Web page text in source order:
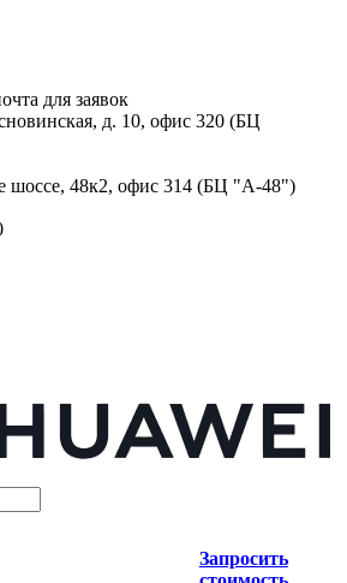
для заявок
д. 10, офис 320 (БЦ
шоссе, 48к2, офис 314 (БЦ "А-48")
Запросить